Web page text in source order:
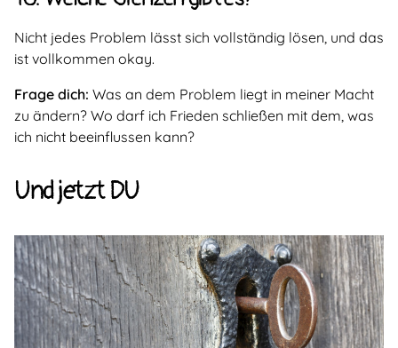
Nicht jedes Problem lässt sich vollständig lösen, und das
ist vollkommen okay.
Frage dich: Was an dem Problem liegt in meiner Macht
zu ändern? Wo darf ich Frieden schließen mit dem, was
ich nicht beeinflussen kann?
Und jetzt DU